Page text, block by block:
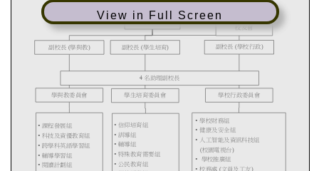
View in Full Screen